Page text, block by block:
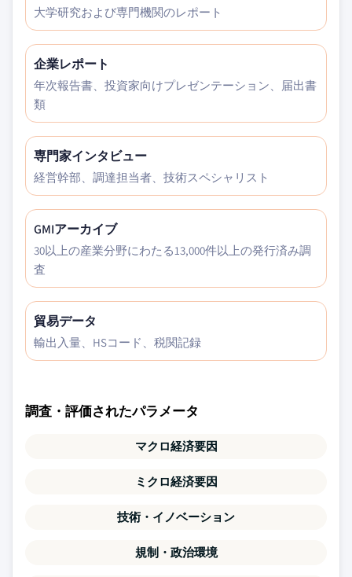
大学研究および専門機関のレポート
企業レポート
年次報告書、投資家向けプレゼンテーション、届出書
類
専門家インタビュー
経営幹部、調達担当者、技術スペシャリスト
GMIアーカイブ
30以上の産業分野にわたる13,000件以上の発行済み調
査
貿易データ
輸出入量、HSコード、税関記録
調査・評価されたパラメータ
マクロ経済要因
ミクロ経済要因
技術・イノベーション
規制・政治環境